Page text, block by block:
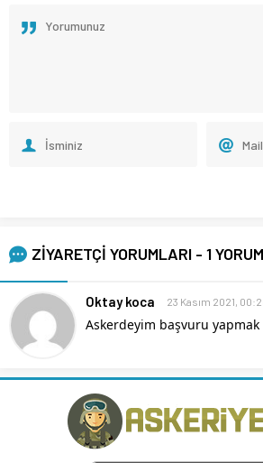
ZİYARETÇİ YORUMLARI - 1 YORUM
Oktay koca 23 Kasım 2021,
Askerdeyim başvuru